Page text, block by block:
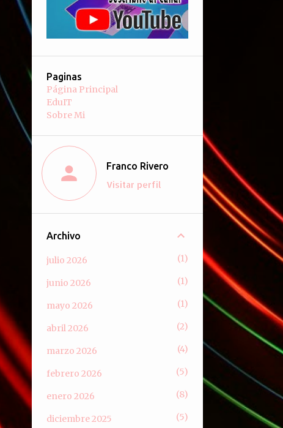
Paginas
Página Principal
EduIT
Sobre Mi
Franco Rivero
Visitar perfil
Archivo
julio 2026 1
junio 2026 1
mayo 2026 1
abril 2026 2
marzo 2026 4
febrero 2026 5
enero 2026 8
diciembre 2025 5